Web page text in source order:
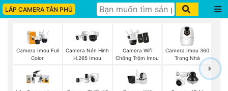
LẮP CAMERA TÂN PHÚ
Camera Imou Full
Color
Camera Nén Hình
H.265 Imou
Camera Wifi
Chống Trộm Imou
Camera Imou 360
Trong Nhà